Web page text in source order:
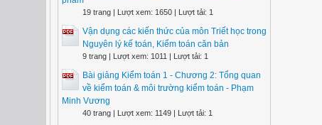
19 trang | Lượt xem: 1650 | Lượt tải: 1
Vận dụng các kiến thức của môn Triết học trong
Nguyên lý kế toán, Kiểm toán căn bản
9 trang | Lượt xem: 1011 | Lượt tải: 1
Bài giảng Kiểm toán 1 - Chương 2: Tổng quan
về kiểm toán & môi trường kiểm toán - Phạm
Minh Vương
40 trang | Lượt xem: 1149 | Lượt tải: 1